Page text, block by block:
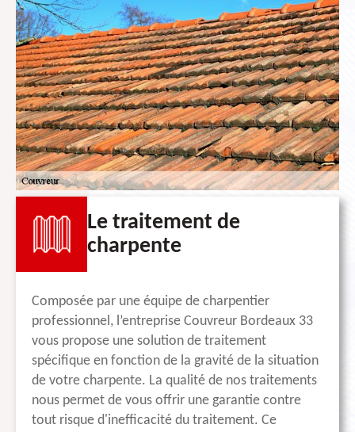
Le traitement de
charpente
Composée par une équipe de charpentier
professionnel, l’entreprise Couvreur Bordeaux 33
vous propose une solution de traitement
spécifique en fonction de la gravité de la situation
de votre charpente. La qualité de nos traitements
nous permet de vous offrir une garantie contre
tout risque d'inefficacité du traitement. Ce